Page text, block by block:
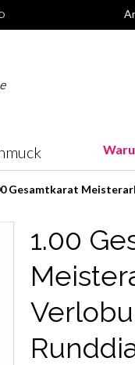
Gesamtkarat
1.00